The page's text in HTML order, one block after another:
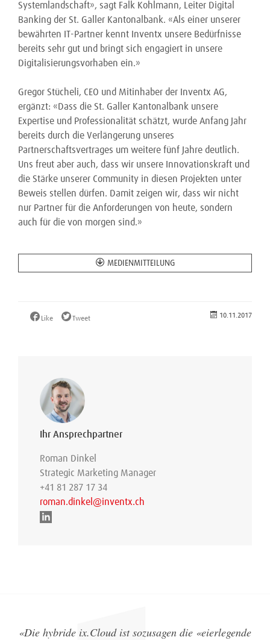
Systemlandschaft», sagt Falk Kohlmann, Leiter Digital
Banking der St. Galler Kantonalbank. «Als einer unserer
bewährten IT-Partner kennt Inventx unsere Bedürfnisse
bereits sehr gut und bringt sich engagiert in unsere
Digitalisierungsvorhaben ein.»
Gregor Stücheli, CEO und Mitinhaber der Inventx AG,
ergänzt: «Dass die St. Galler Kantonalbank unsere
Expertise und Professionalität schätzt, wurde Anfang Jahr
bereits durch die Verlängerung unseres
Partnerschaftsvertrages um weitere fünf Jahre deutlich.
Uns freut aber auch, dass wir unsere Innovationskraft und
die Stärke unserer Community in diesen Projekten unter
Beweis stellen dürfen. Damit zeigen wir, dass wir nicht
nur Partner für die Anforderungen von heute, sondern
auch für die von morgen sind.»
MEDIENMITTEILUNG
Like Tweet 10.11.2017
Ihr Ansprechpartner
Roman Dinkel
Strategic Marketing Manager
+41 81 287 17 34
roman.dinkel@inventx.ch
«Die hybride ix.Cloud ist sozusagen die «eierlegende